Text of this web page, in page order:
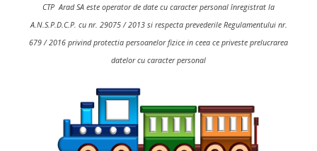
CTP Arad SA este operator de date cu caracter personal înregistrat la
A.N.S.P.D.C.P. cu nr. 29075 / 2013 si respecta prevederile Regulamentului nr.
679 / 2016 privind protectia persoanelor fizice in ceea ce priveste prelucrarea
datelor cu caracter personal